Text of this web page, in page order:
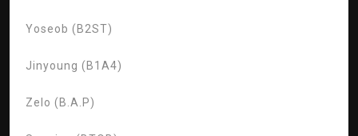
Yoseob (B2ST)
Jinyoung (B1A4)
Zelo (B.A.P)